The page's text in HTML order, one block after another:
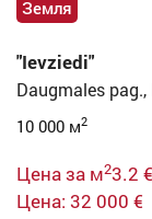
Земля
"Ievziedi"
Daugmales pag.,
10 000 м2
Цена за м23.2 €
Цена: 32 000 €